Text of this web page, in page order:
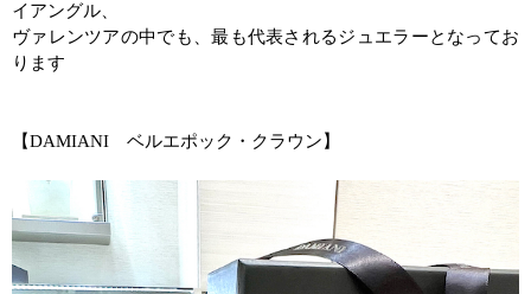
イアングル、
ヴァレンツアの中でも、最も代表されるジュエラーとなってお
ります
【DAMIANI ベルエポック・クラウン】